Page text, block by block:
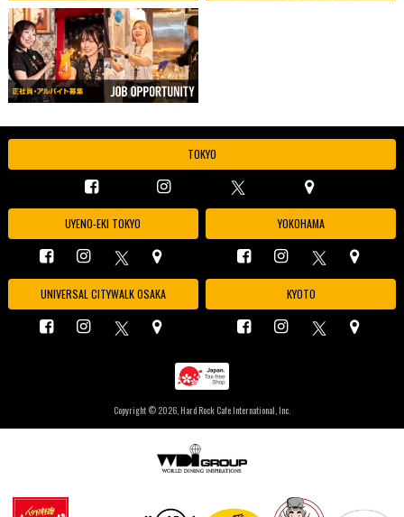
TOKYO
UYENO-EKI TOKYO YOKOHAMA
UNIVERSAL CITYWALK OSAKA KYOTO
Copyright © 2026, Hard Rock Cafe International, Inc.